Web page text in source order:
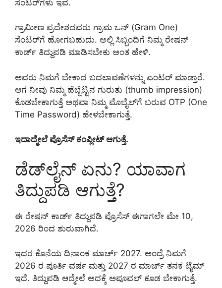
ಸೆಂಟರ್‌ಗಳು ಇವೆ.
ಗ್ರಾಮೀಣ ಪ್ರದೇಶದವರು ಗ್ರಾಮ ಒನ್ (Gram One)
ಸೆಂಟರ್‌ಗೆ ಹೋಗಬಹುದು. ಅಲ್ಲಿ ಸಿಬ್ಬಂದಿಗೆ ನಿಮ್ಮ ರೇಷನ್
ಕಾರ್ಡ್ ತಿದ್ದುಪಡಿ ಮಾಡಿಸಬೇಕು ಅಂತ ಹೇಳಿ.
ಅವರು ನಿಮಗೆ ಬೇಕಾದ ಬದಲಾವಣೆಗಳನ್ನು ಎಂಟರ್ ಮಾಡ್ತಾರೆ.
ಆಗ ನೀವು ನಿಮ್ಮ ಹೆಬ್ಬೆಟ್ಟಿನ ಗುರುತು (thumb impression)
ಕೊಡಬೇಕಾಗುತ್ತೆ ಅಥವಾ ನಿಮ್ಮ ಮೊಬೈಲ್‌ಗೆ ಬರುವ OTP (One
Time Password) ಹೇಳಬೇಕಾಗುತ್ತೆ.
ಇದಾದ್ಮೇಲೆ ಪ್ರೊಸೆಸ್ ಕಂಪ್ಲೀಟ್ ಆಗುತ್ತೆ.
ಡೆಡ್‌ಲೈನ್ ಏನು? ಯಾವಾಗ
ತಿದ್ದುಪಡಿ ಆಗುತ್ತೆ?
ಈ ರೇಷನ್ ಕಾರ್ಡ್ ತಿದ್ದುಪಡಿ ಪ್ರೊಸೆಸ್ ಈಗಾಗಲೇ ಮೇ 10,
2026 ರಿಂದ ಶುರುವಾಗಿದೆ.
ಇದರ ಕೊನೆಯ ದಿನಾಂಕ ಮಾರ್ಚ್ 2027. ಅಂದ್ರೆ ನಿಮಗೆ
2026 ರ ಪೂರ್ತಿ ವರ್ಷ ಮತ್ತು 2027 ರ ಮಾರ್ಚ್ ತನಕ ಟೈಮ್
ಇದೆ. ತಿದ್ದುಪಡಿ ಆದ್ಮೇಲೆ ಅದಕ್ಕೆ ಅಪೂವಲ್ ಕೂಡ ಬೇಕಾಗುತ್ತೆ.